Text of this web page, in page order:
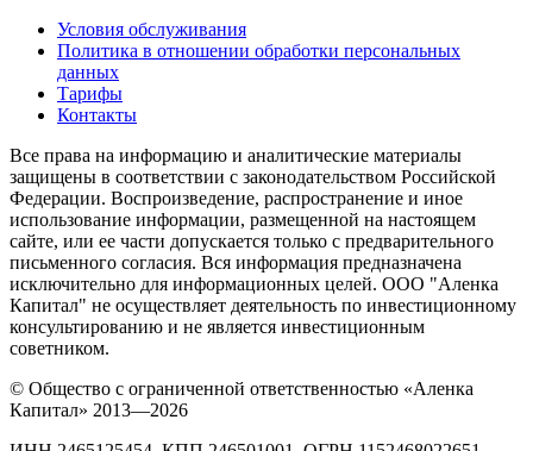
Условия обслуживания
Политика в отношении обработки персональных
данных
Тарифы
Контакты
Все права на информацию и аналитические материалы
защищены в соответствии с законодательством Российской
Федерации. Воспроизведение, распространение и иное
использование информации, размещенной на настоящем
сайте, или ее части допускается только с предварительного
письменного согласия. Вся информация предназначена
исключительно для информационных целей. ООО "Аленка
Капитал" не осуществляет деятельность по инвестиционному
консультированию и не является инвестиционным
советником.
© Общество с ограниченной ответственностью «Аленка
Капитал» 2013—2026